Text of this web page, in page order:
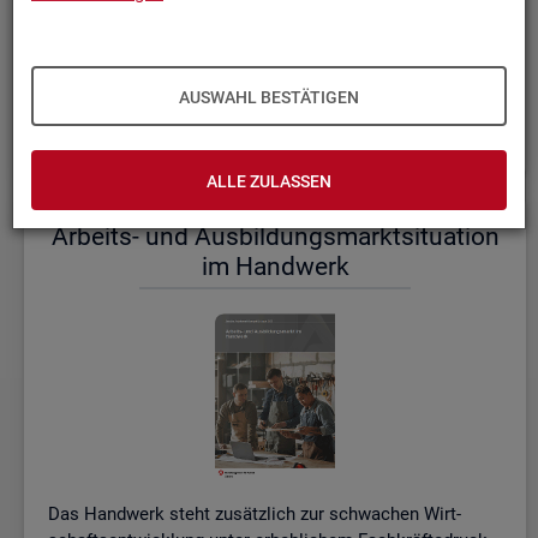
AUSWAHL BESTÄTIGEN
ALLE ZULASSEN
einem etwas er­höh­ten Ni­veau.
lich im ak­tu­el­len
Mo­nats­be­richt (PDF, 2MB)be­reit.
Ar­beits- und Aus­bil­dungs­markt­si­tua­ti­on
im Hand­werk
Das Hand­werk steht zu­sätz­lich zur schwa­chen Wirt­